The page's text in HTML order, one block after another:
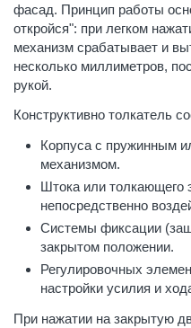
фасад. Принцип работы
откройся": при легком
механизм срабатывает и
несколько миллиметров,
рукой.
Конструктивно толкатель
Корпуса с пружинным
механизмом.
Штока или толкающего
непосредственно
Системы фиксации
закрытом положении.
Регулировочных
настройки усилия и
При нажатии на закрытую